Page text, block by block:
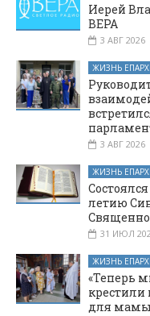
Иерей
ВЕРА
3 АВГ 2026
ЖИЗНЬ
3 АВГ 2026
ЖИЗНЬ
летию
31 ИЮЛ
ЖИЗНЬ
«Теперь
для